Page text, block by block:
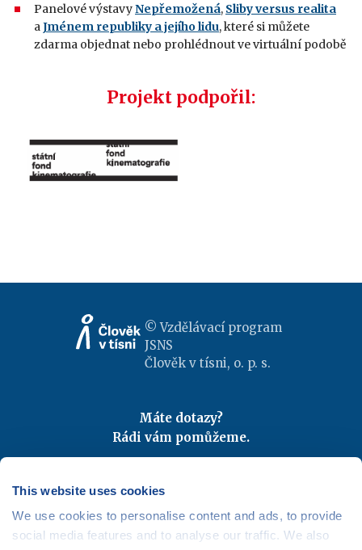
This website uses cookies
We use cookies to personalise content and ads, to provide
social media features and to analyse our traffic. We also
Panelové výstavyNepřemožená, Sliby versus realita
aJménem republiky a jejího lidu, které si můžete
zdarma objednat nebo prohlédnout ve virtuální podobě
Projekt podpořil:
© Vzdělávací program
JSNS
Člověk v tísni, o. p. s.
Máte dotazy?
Rádi vám pomůžeme.
Odebírejte newslettery
Mapa webu |Kariéra
Osobní údaje|Cookies